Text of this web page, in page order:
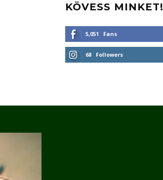
KÖVESS MINKET!
5,051 Fans
68 Followers